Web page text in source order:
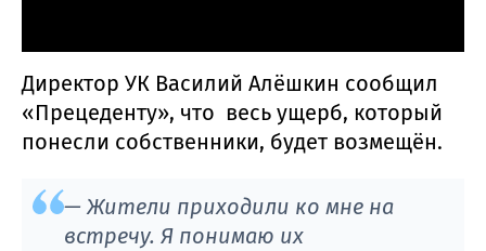
Директор УК Василий Алёшкин сообщил
«Прецеденту», что весь ущерб, который
понесли собственники, будет возмещён.
— Жители приходили ко мне на
встречу. Я понимаю их